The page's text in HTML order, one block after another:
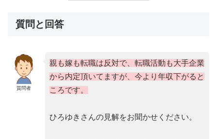
質問と回答
質問者
親も嫁も転職は反対で、転職活動も大手企業
から内定頂いてますが、今より年収下がると
ころです。
ひろゆきさんの見解をお聞かせください。